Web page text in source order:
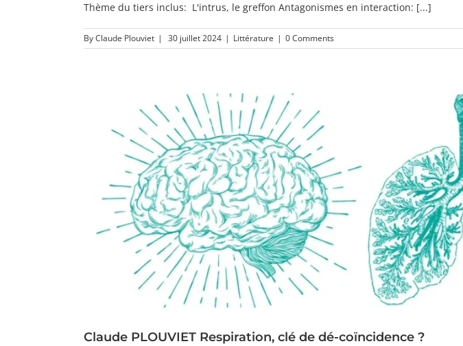
Thème du tiers inclus: L'intrus, le greffon Antagonismes en interaction: [...]
ByClaude Plouviet | 30 juillet 2024 | Littérature | 0 Comments
Claude PLOUVIET Respiration, clé de dé-coïncidence ?